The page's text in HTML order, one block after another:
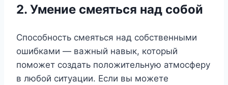
2. Умение смеяться над собой
Способность смеяться над собственными
ошибками — важный навык, который
поможет создать положительную атмосферу
в любой ситуации. Если вы можете